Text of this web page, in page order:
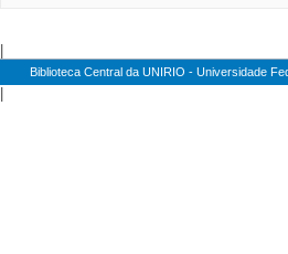
Biblioteca Central da UNIRIO - Universidade